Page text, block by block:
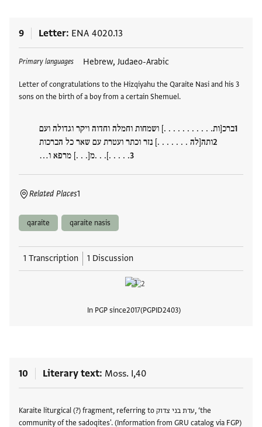
9 Letter ENA 4020.13
Primary languages Hebrew, Judaeo-Arabic
Letter of congratulations to the Hizqiyahu the Qaraite Nasi and his 3
sons on the birth of a boy from a certain Shemuel.
ברכ[ות. . . . . . . . . . .] ושמחות וחמלה וחדוה ויקר וגדולה ועם
ותה[לה . . . . . . .] נזר וכתר ועטרת עם שאר כל הברכות
. . . . .]. . .מ[. . .] מרפא ו…
Related Places1
Tags
qaraite qaraite nasis
1 Transcription 1 Discussion
In PGP since2017 PGPID2403
10 Literary text Moss. I,40
Karaite liturgical (?) fragment, referring to עדת בני צדוק, ‘the
community of the sadoqites'. (Information from GRU catalog via FGP)